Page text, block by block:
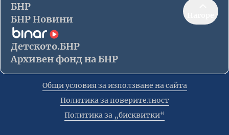
БНР
БНР Новини
Детското.БНР
Архивен фонд на БНР
Общи условия за използване на сайта
Политика за поверителност
Политика за „бисквитки“